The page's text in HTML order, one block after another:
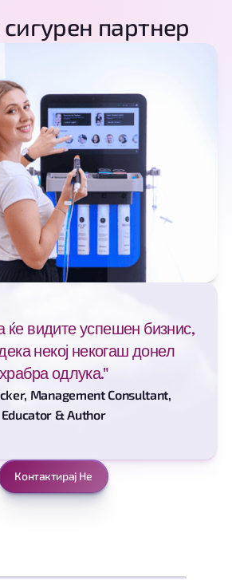
партнер
ќе видите успешен бизнис,
некој некогаш донел
храбра одлука."
Management Consultant,
Educator & Author
Контактирај Не